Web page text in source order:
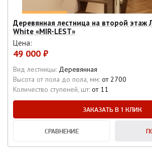
Деревянная лестница на второй этаж
White «MIR-LEST»
Цена:
49 000 ₽
Вид лестницы: Деревянная
Высота от пола до пола, мм: от 2700
Количество ступеней, шт: от 11
ЗАКАЗАТЬ В 1 КЛИК
СРАВНЕНИЕ